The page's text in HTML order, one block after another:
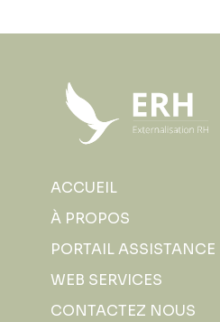
ACCUEIL
À PROPOS
PORTAIL ASSISTANCE
WEB SERVICES
CONTACTEZ NOUS